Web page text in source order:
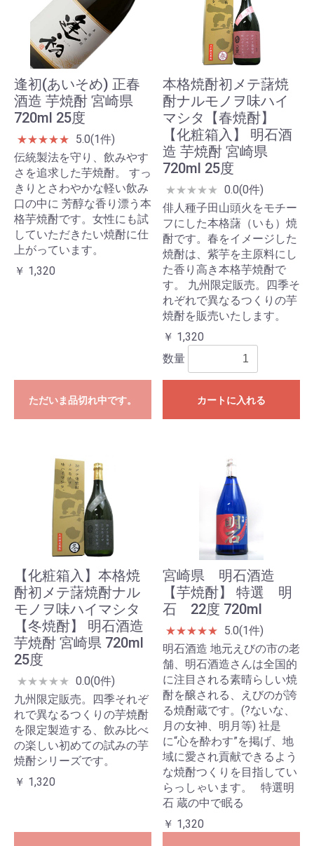
逢初(あいそめ) 正春
酒造 芋焼酎 宮崎県
720ml 25度
★★★★★
5.0(1件)
伝統製法を守り、飲みやす
さを追求した芋焼酎。 すっ
きりとさわやかな軽い飲み
口の中に 芳醇な香り漂う本
格芋焼酎です。女性にも試
していただきたい焼酎に仕
上がっています。
￥ 1,320
ただいま品切れ中です。
本格焼酎初メテ藷焼
酎ナルモノヲ味ハイ
マシタ【春焼酎】
【化粧箱入】 明石酒
造 芋焼酎 宮崎県
720ml 25度
★★★★★ 0.0(0件)
俳人種子田山頭火をモチー
フにした本格藷（いも）焼
酎です。春をイメージした
焼酎は、紫芋を主原料にし
た香り高き本格芋焼酎で
す。 九州限定販売。四季そ
れぞれで異なるつくりの芋
焼酎を販売いたします。
￥ 1,320
数量
カートに入れる
【化粧箱入】本格焼
酎初メテ藷焼酎ナル
モノヲ味ハイマシタ
【冬焼酎】 明石酒造
芋焼酎 宮崎県 720ml
25度
★★★★★ 0.0(0件)
九州限定販売。四季それぞ
れで異なるつくりの芋焼酎
を限定製造する、飲み比べ
の楽しい初めての試みの芋
焼酎シリーズです。
￥ 1,320
宮崎県 明石酒造
【芋焼酎】 特選 明
石 22度 720ml
★★★★★
5.0(1件)
明石酒造 地元えびの市の老
舗、明石酒造さんは全国的
に注目される素晴らしい焼
酎を醸される、えびのが誇
る焼酎蔵です。(?ないな、
月の女神、明月等) 社是
に“心を酔わす”を掲げ、地
域に愛され貢献できるよう
な焼酎つくりを目指してい
らっしゃいます。 特選明
石 蔵の中で眠る
￥ 1,320